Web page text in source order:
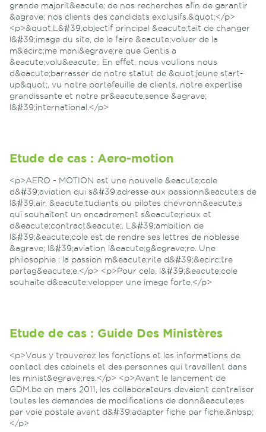
grande majorit&eacute; de nos recherches afin de garantir
&agrave; nos clients des candidats exclusifs.&quot;</p>
<p>&quot;L&#39;objectif principal &eacute;tait de changer
l&#39;image du site, de le faire &eacute;voluer de la
m&ecirc;me mani&egrave;re que Gentis a
&eacute;volu&eacute;. En effet, nous voulions nous
d&eacute;barrasser de notre statut de &quot;jeune start-
up&quot;, vu notre portefeuille de clients, notre expertise
grandissante et notre pr&eacute;sence &agrave;
l&#39;international.</p>
Etude de cas : Aero-motion
<p>AERO - MOTION est une nouvelle &eacute;cole
d&#39;aviation qui s&#39;adresse aux passionn&eacute;s de
l&#39;air, &eacute;tudiants ou pilotes chevronn&eacute;s
qui souhaitent un encadrement s&eacute;rieux et
d&eacute;contract&eacute;. L&#39;ambition de
l&#39;&eacute;cole est de rendre ses lettres de noblesse
&agrave; l&#39;aviation l&eacute;g&egrave;re. Une
philosophie : la passion m&eacute;rite d&#39;&ecirc;tre
partag&eacute;e.</p> <p>Pour cela, l&#39;&eacute;cole
souhaite d&eacute;velopper une image forte.</p>
Etude de cas : Guide Des Ministères
<p>Vous y trouverez les fonctions et les informations de
contact des cabinets et des personnes qui travaillent dans
les minist&egrave;res.</p> <p>Avant le lancement de
GDM.be en mars 2011, les collaborateurs devaient centraliser
toutes les demandes de modifications de donn&eacute;es
par voie postale avant d&#39;adapter fiche par fiche.&nbsp;
</p>